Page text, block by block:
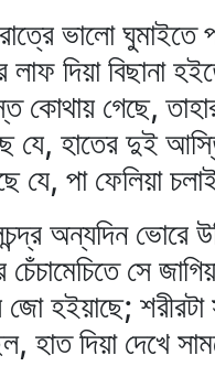
ভালো
লাফ দিয়া বিছানা
কোথায় গেছে,
যে, হাতের দুই
যে, পা ফেলিয়া
অন্যদিন ভোরে
চেঁচামেচিতে সে
জো হইয়াছে; শরীরটা
হাত দিয়া দেখে